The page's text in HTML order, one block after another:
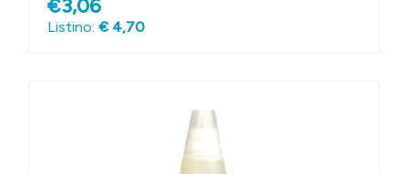
€3,06
Listino: € 4,70